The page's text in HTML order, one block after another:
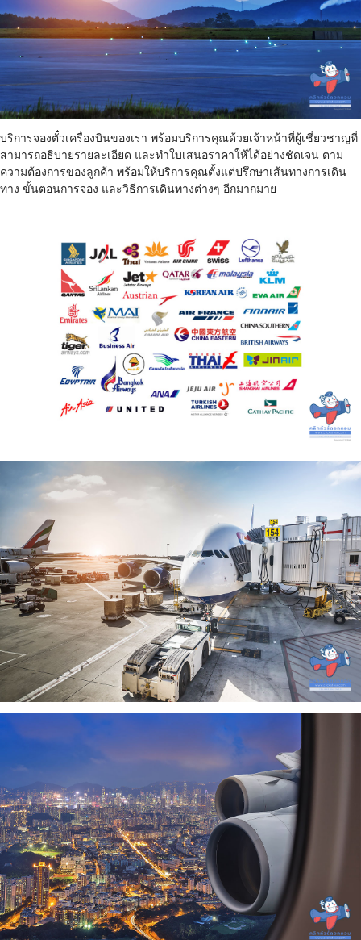
บริการจองตั๋วเครื่องบินของเรา พร้อมบริการคุณด้วยเจ้าหน้าที่ผู้เชี่ยวชาญที่
สามารถอธิบายรายละเอียด และทำใบเสนอราคาให้ได้อย่างชัดเจน ตาม
ความต้องการของลูกค้า พร้อมให้บริการคุณตั้งแต่ปรึกษาเส้นทางการเดิน
ทาง ขั้นตอนการจอง และวิธีการเดินทางต่างๆ อีกมากมาย